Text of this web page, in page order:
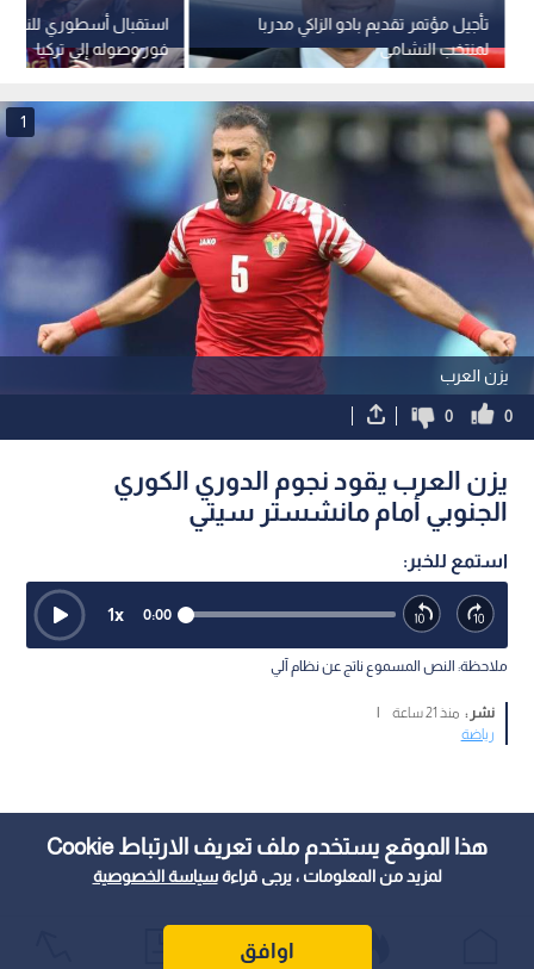
هذا الموقع يستخدم ملف تعريف الارتباط Cookie
لمزيد من المعلومات ، يرجى قراءةسياسة الخصوصية
اوافق
استقبال أسطوري
فور وصوله إلى تركيا
تأجيل مؤتمر تقديم بادو الزاكي مدربا
لمنتخب النشامى
يزن العرب
1
0
0
يزن العرب يقود نجوم الدوري الكوري
الجنوبي أمام مانشستر سيتي
استمع للخبر:
0:00
1x
ملاحظة: النص المسموع ناتج عن نظام آلي
نشر : منذ 21 ساعة
|
رياضة